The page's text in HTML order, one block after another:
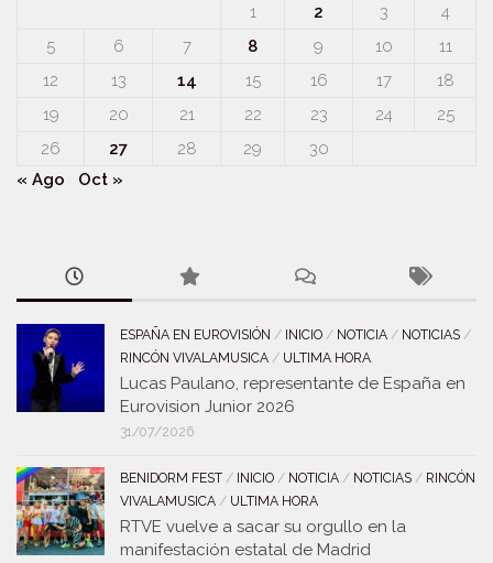
1
2 3
4
5
6 7 8 9 10
11
12
13 14 15 16 17
18
19
20 21 22 23 24
25
26
27 28 29
30
« Ago
Oct »
ESPAÑA EN EUROVISIÓN / INICIO / NOTICIA / NOTICIAS /
RINCÓN VIVALAMUSICA / ULTIMA HORA
Lucas Paulano, representante de España en
Eurovision Junior 2026
31/07/2026
BENIDORM FEST / INICIO / NOTICIA / NOTICIAS / RINCÓN
VIVALAMUSICA / ULTIMA HORA
RTVE vuelve a sacar su orgullo en la
manifestación estatal de Madrid